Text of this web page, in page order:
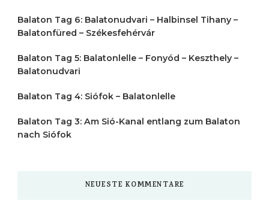
Balaton Tag 6: Balatonudvari – Halbinsel Tihany –
Balatonfüred – Székesfehérvár
Balaton Tag 5: Balatonlelle – Fonyód – Keszthely –
Balatonudvari
Balaton Tag 4: Siófok – Balatonlelle
Balaton Tag 3: Am Sió-Kanal entlang zum Balaton
nach Siófok
NEUESTE KOMMENTARE